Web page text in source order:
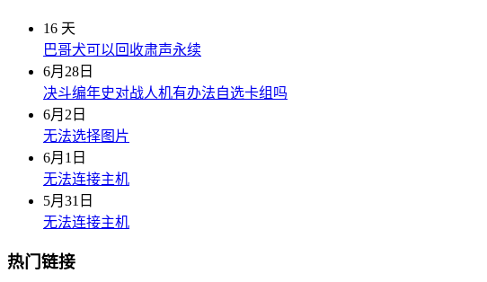
16 天
巴哥犬可以回收肃声永续
6月28日
决斗编年史对战人机有办法自选卡组吗
6月2日
无法选择图片
6月1日
无法连接主机
5月31日
无法连接主机
热门链接